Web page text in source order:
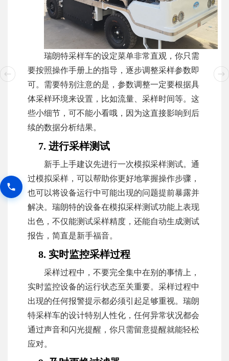
瑞朗特采样车的设定菜单非常直观，你只需
要按照操作手册上的指导，逐步调整采样参数即
可。需要特别注意的是，参数调整一定要根据具
体采样环境来设置，比如流量、采样时间等。这
些小细节，可不能小看哦，因为这直接影响到后
续的数据分析结果。
7. 进行采样测试
新手上手建议先进行一次模拟采样测试。通
过模拟采样，可以帮助你更好地掌握操作步骤，
也可以将设备运行中可能出现的问题提前暴露并
解决。瑞朗特的设备在模拟采样测试功能上表现
出色，不仅能测试采样精度，还能自动生成测试
报告，简直是新手福音。
8. 实时监控采样过程
采样过程中，不要完全集中在别的事情上，
实时监控设备的运行状态至关重要。采样过程中
出现的任何报警提示都必须引起足够重视。瑞朗
特采样车的设计特别人性化，任何异常状况都会
通过声音和闪光提醒，你只需留意提醒就能轻松
应对。